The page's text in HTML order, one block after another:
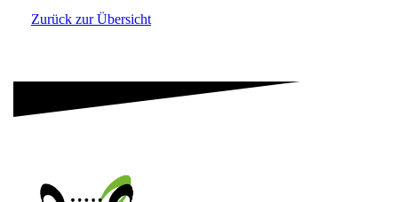
Zurück zur Übersicht